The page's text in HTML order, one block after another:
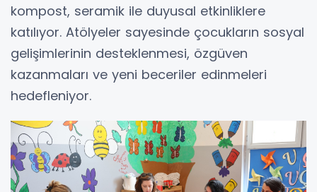
kompost, seramik ile duyusal etkinliklere
katılıyor. Atölyeler sayesinde çocukların sosyal
gelişimlerinin desteklenmesi, özgüven
kazanmaları ve yeni beceriler edinmeleri
hedefleniyor.